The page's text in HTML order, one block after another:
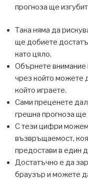
прогноза ще
Така няма да
ще добиете
като цяло.
Обърнете внимание
чрез който можете
който играете.
Сами преценете
грешна прогноза ще
С тези цифри можем
възвръщаемост,
предостави в един
Достатъчно е да
браузър и можете